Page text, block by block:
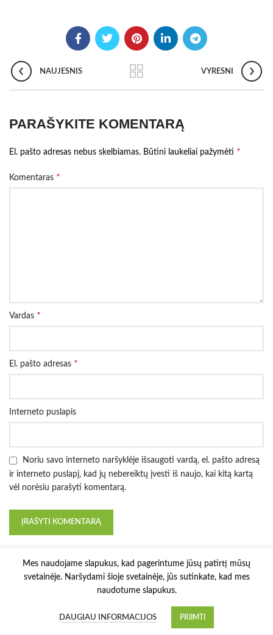
NAUJESNIS VYRESNI
PARAŠYKITE KOMENTARĄ
El. pašto adresas nebus skelbiamas. Būtini laukeliai pažymėti *
Komentaras *
Vardas *
El. pašto adresas *
Interneto puslapis
Noriu savo interneto naršyklėje išsaugoti vardą, el. pašto adresą
ir interneto puslapį, kad jų nebereiktų įvesti iš naujo, kai kitą kartą
vėl norėsiu parašyti komentarą.
Mes naudojame slapukus, kad pagerintume jūsų patirtį mūsų
svetainėje. Naršydami šioje svetainėje, jūs sutinkate, kad mes
naudotume slapukus.
DAUGIAU INFORMACIJOS PRIIMTI